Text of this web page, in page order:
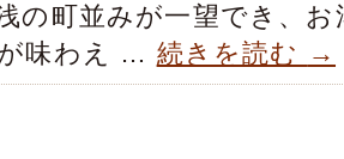
の町並みが一望でき、
味わえ … 続きを読む →